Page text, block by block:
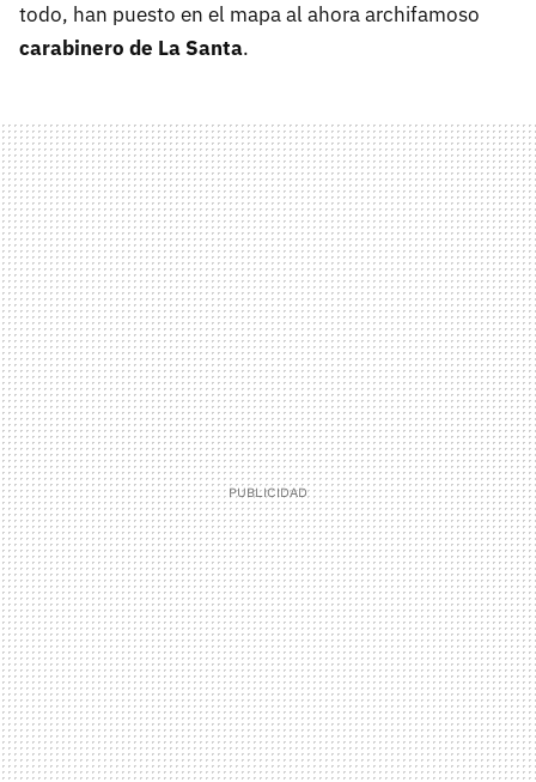
todo, han puesto en el mapa al ahora archifamoso
carabinero de La Santa.